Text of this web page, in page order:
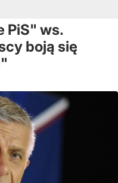
PiS" ws.
boją się